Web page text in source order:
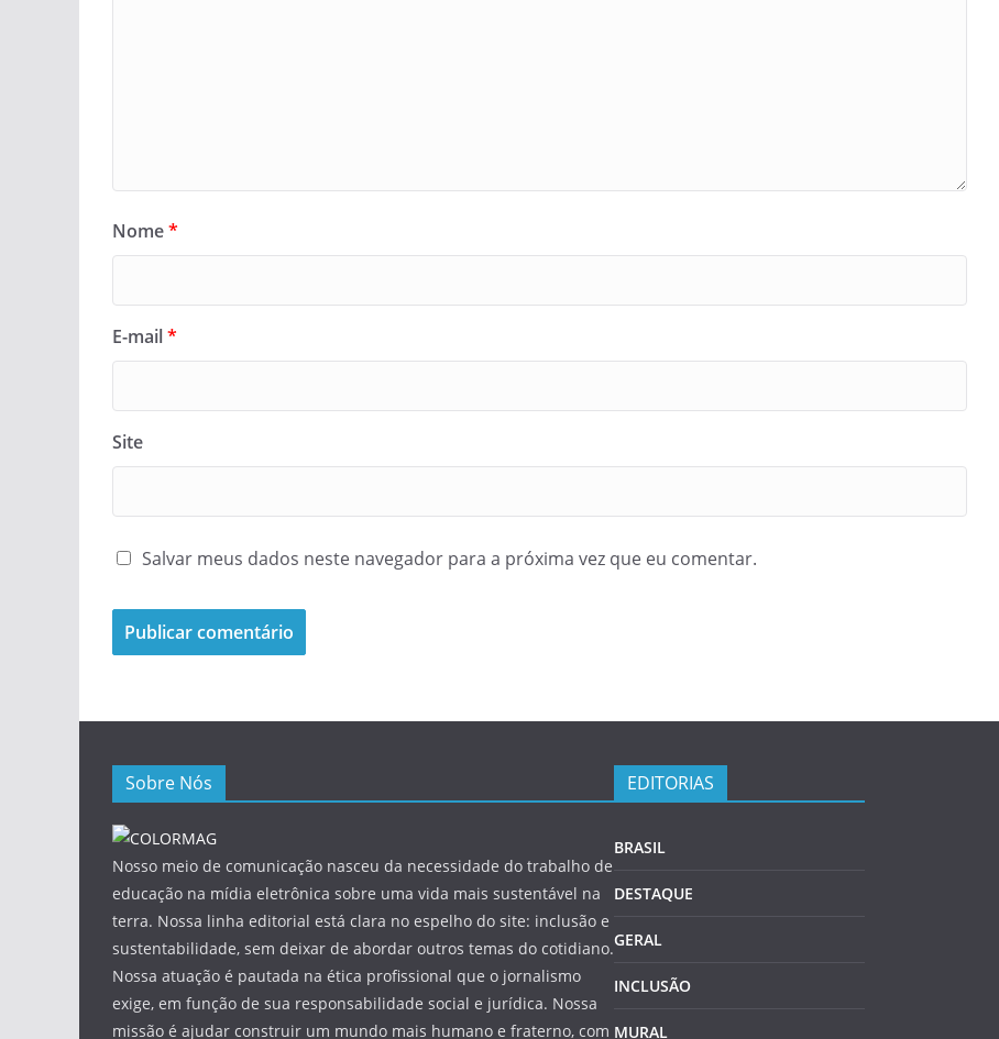
Nome*
E-mail*
Site
Salvar meus dados neste navegador para a próxima vez que eu comentar.
Sobre Nós
Nosso meio de comunicação nasceu da necessidade do trabalho de
educação na mídia eletrônica sobre uma vida mais sustentável na
terra. Nossa linha editorial está clara no espelho do site: inclusão e
sustentabilidade, sem deixar de abordar outros temas do cotidiano.
Nossa atuação é pautada na ética profissional que o jornalismo
exige, em função de sua responsabilidade social e jurídica. Nossa
missão é ajudar construir um mundo mais humano e fraterno, com
EDITORIAS
BRASIL
DESTAQUE
GERAL
INCLUSÃO
MURAL